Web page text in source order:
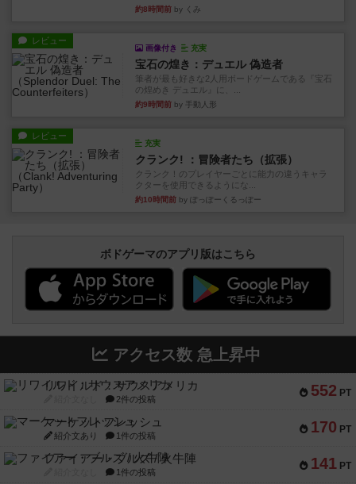
約8時間前 by くみ
レビュー
画像付き 充実
宝石の煌き：デュエル 偽造者
筆者が最も好きな2人用ボードゲームである『宝石
の煌めき デュエル』に、...
約9時間前 by 手動人形
レビュー
充実
クランク! ：冒険者たち（拡張）
クランク！のプレイヤーごとに能力の違うキャラ
クターを使用できるようにな...
約10時間前 by ぽっぽーくるっぽー
ボドゲーマのアプリ版はこちら
アクセス数 急上昇中
552 PT
リワイルド：サウスアメリカ
2件の投稿
170 PT
マーケットフレッシュ
紹介文あり 1件の投稿
141 PT
ファイアー・ブルズ / 火牛陣
1件の投稿